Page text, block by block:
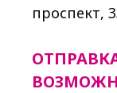
проспект,